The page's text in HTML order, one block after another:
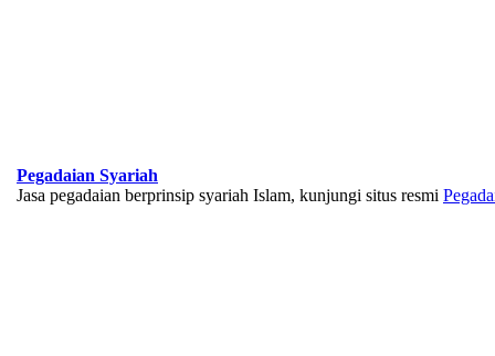
Pegadaian Syariah
Jasa pegadaian berprinsip syariah Islam, kunjungi situs resmi